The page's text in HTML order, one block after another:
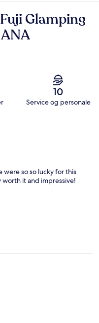
Glamping
10
Service og personale
so so lucky for this
it and impressive!